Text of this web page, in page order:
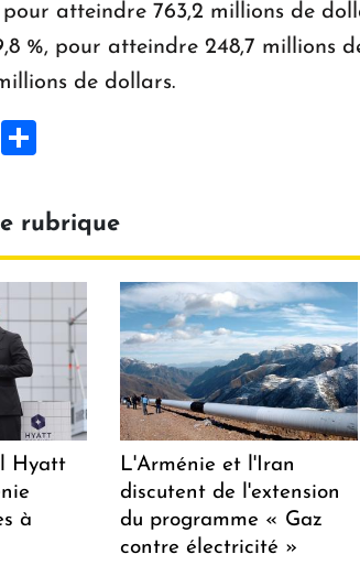
atteindre 763,2 millions de
%, pour atteindre 248,7 millions
de dollars.
Pinterest
rubrique
Hyatt
à
L'Arménie et l'Iran
discutent de l'extension
du programme « Gaz
contre électricité »